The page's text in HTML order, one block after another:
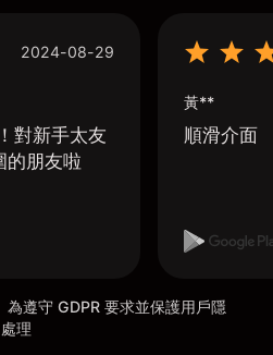
2024-08-29
對新手太友
的朋友啦
黃**
順滑介面
遵守 GDPR 要求並保護用戶隱
理